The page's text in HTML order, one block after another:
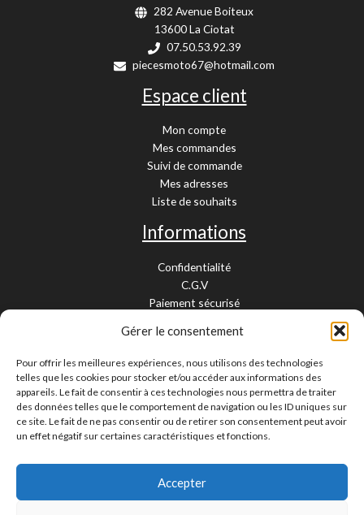
Gérer le consentement
Pour offrir les meilleures expériences, nous utilisons des technologies
telles que les cookies pour stocker et/ou accéder aux informations des
appareils. Le fait de consentir à ces technologies nous permettra de traiter
des données telles que le comportement de navigation ou les ID uniques sur
ce site. Le fait de ne pas consentir ou de retirer son consentement peut avoir
un effet négatif sur certaines caractéristiques et fonctions.
Accepter
282 Avenue Boiteux
13600 La Ciotat
07.50.53.92.39
piecesmoto67@hotmail.com
Espace client
Mon compte
Mes commandes
Suivi de commande
Mes adresses
Liste de souhaits
Informations
Confidentialité
C.G.V
Paiement sécurisé
Livraison et retour
Mentions légales
Cookies
Contact
Paiement sécurisé